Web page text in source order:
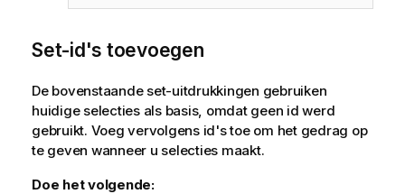
Set-id's toevoegen
De bovenstaande set-uitdrukkingen gebruiken
huidige selecties als basis, omdat geen id werd
gebruikt. Voeg vervolgens id's toe om het gedrag op
te geven wanneer u selecties maakt.
Doe het volgende: